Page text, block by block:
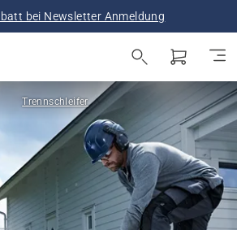
bei Newsletter Anmeldung
Trennschleifer